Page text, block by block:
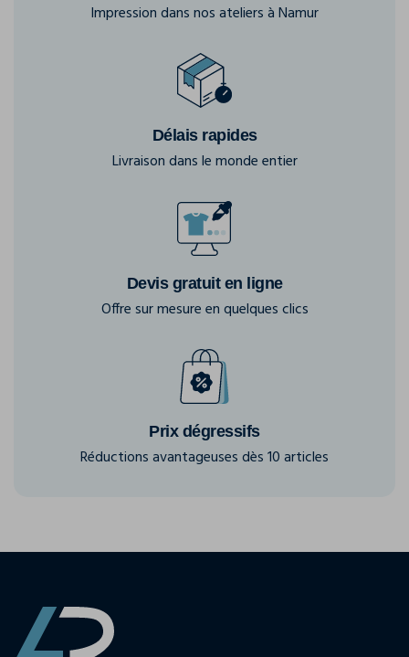
Impression dans nos ateliers à Namur
Délais rapides
Livraison dans le monde entier
Devis gratuit en ligne
Offre sur mesure en quelques clics
Prix dégressifs
Réductions avantageuses dès 10 articles